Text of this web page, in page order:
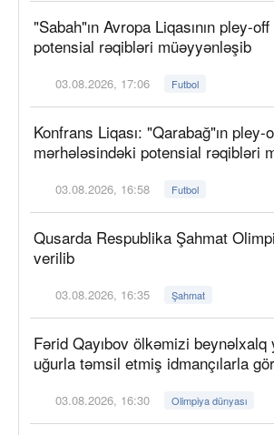
"Sabah"ın Avropa Liqasının pley-
potensial rəqibləri müəyyənləşib
03.08.2026, 17:06 Futbol
Konfrans Liqası: "Qarabağ"ın pley-
mərhələsindəki potensial rəqibləri
03.08.2026, 16:58 Futbol
Qusarda Respublika Şahmat
verilib
03.08.2026, 16:35 Şahmat
Fərid Qayıbov ölkəmizi beynəlxalq
uğurla təmsil etmiş idmançılarla
03.08.2026, 16:30 Olimpiya dünyası